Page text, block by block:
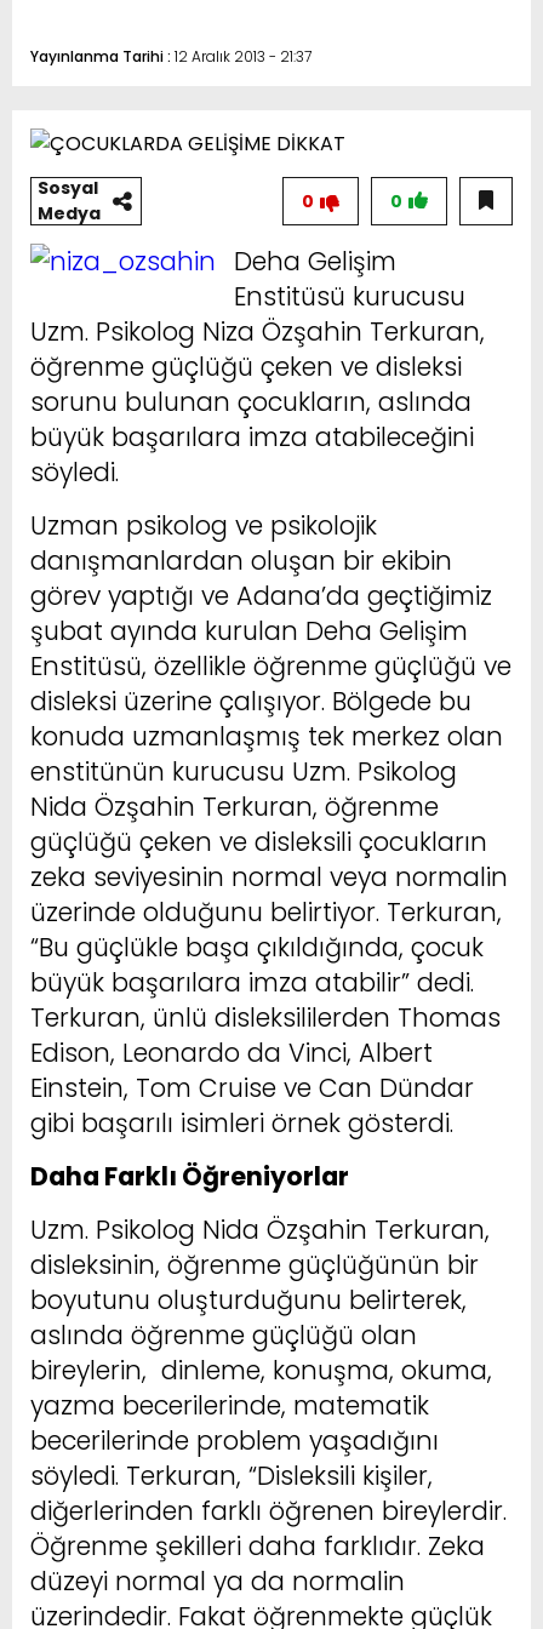
Yayınlanma Tarihi : 12 Aralık 2013 - 21:37
Sosyal
Medya
0
0
Deha Gelişim
Enstitüsü kurucusu
Uzm. Psikolog Niza Özşahin Terkuran,
öğrenme güçlüğü çeken ve disleksi
sorunu bulunan çocukların, aslında
büyük başarılara imza atabileceğini
söyledi.
Uzman psikolog ve psikolojik
danışmanlardan oluşan bir ekibin
görev yaptığı ve Adana’da geçtiğimiz
şubat ayında kurulan Deha Gelişim
Enstitüsü, özellikle öğrenme güçlüğü ve
disleksi üzerine çalışıyor. Bölgede bu
konuda uzmanlaşmış tek merkez olan
enstitünün kurucusu Uzm. Psikolog
Nida Özşahin Terkuran, öğrenme
güçlüğü çeken ve disleksili çocukların
zeka seviyesinin normal veya normalin
üzerinde olduğunu belirtiyor. Terkuran,
“Bu güçlükle başa çıkıldığında, çocuk
büyük başarılara imza atabilir” dedi.
Terkuran, ünlü disleksililerden Thomas
Edison, Leonardo da Vinci, Albert
Einstein, Tom Cruise ve Can Dündar
gibi başarılı isimleri örnek gösterdi.
Daha Farklı Öğreniyorlar
Uzm. Psikolog Nida Özşahin Terkuran,
disleksinin, öğrenme güçlüğünün bir
boyutunu oluşturduğunu belirterek,
aslında öğrenme güçlüğü olan
bireylerin, dinleme, konuşma, okuma,
yazma becerilerinde, matematik
becerilerinde problem yaşadığını
söyledi. Terkuran, “Disleksili kişiler,
diğerlerinden farklı öğrenen bireylerdir.
Öğrenme şekilleri daha farklıdır. Zeka
düzeyi normal ya da normalin
üzerindedir. Fakat öğrenmekte güçlük